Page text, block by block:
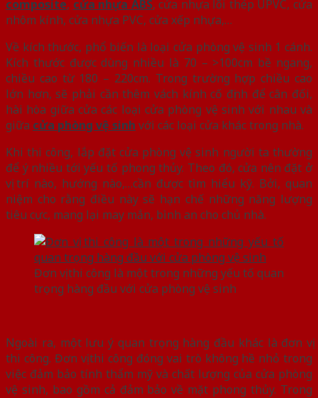
composite, cửa nhựa ABS, cửa nhựa lõi thép UPVC, cửa
nhôm kính, cửa nhựa PVC, cửa xếp nhựa,…
Về kích thước, phổ biến là loại cửa phòng vệ sinh 1 cánh.
Kích thước được dùng nhiều là 70 – >100cm bề ngang,
chiều cao từ 180 – 220cm. Trong trường hợp chiều cao
lớn hơn, sẽ phải cần thêm vách kính cố định để cân đối,
hài hòa giữa cửa các loại cửa phòng vệ sinh với nhau và
giữa cửa phòng vệ sinh với các loại cửa khác trong nhà.
Khi thi công, lắp đặt cửa phòng vệ sinh người ta thường
để ý nhiều tới yếu tố phong thủy. Theo đó, cửa nên đặt ở
vị trí nào, hướng nào,…cần được tìm hiểu kỹ. Bởi, quan
niệm cho rằng điều này sẽ hạn chế những năng lượng
tiêu cực, mang lại may mắn, bình an cho chủ nhà.
Đơn vị thi công là một trong những yếu tố quan
trọng hàng đầu với cửa phòng vệ sinh
Ngoài ra, một lưu ý quan trọng hàng đầu khác là đơn vị
thi công. Đơn vị thi công đóng vai trò không hề nhỏ trong
việc đảm bảo tính thẩm mỹ và chất lượng của cửa phòng
vệ sinh, bao gồm cả đảm bảo về mặt phong thủy. Trong